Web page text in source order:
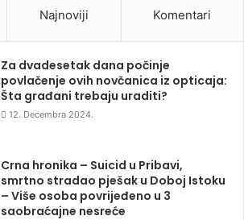
Najnoviji Komentari
Za dvadesetak dana počinje
povlačenje ovih novčanica iz opticaja:
Šta građani trebaju uraditi?
12. Decembra 2024.
Crna hronika – Suicid u Pribavi,
smrtno stradao pješak u Doboj Istoku
– Više osoba povrijeđeno u 3
saobraćajne nesreće